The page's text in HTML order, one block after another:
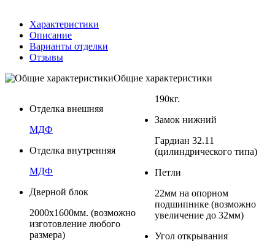
Характеристики
Описание
Варианты отделки
Отзывы
Общие характеристики
Отделка внешняя
МДФ
Отделка внутренняя
МДФ
Дверной блок
2000x1600мм. (возможно
изготовление любого
размера)
190кг.
Замок нижний
Гардиан 32.11
(цилиндрического типа)
Петли
22мм на опорном
подшипнике (возможно
увеличение до 32мм)
Угол открывания